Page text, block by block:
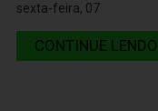
sexta-feira, 07
CONTINUE LENDO